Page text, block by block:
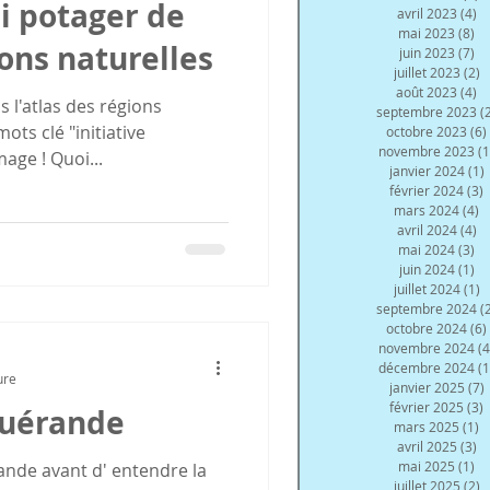
avril 2023 (4)
mai 2023 (8)
juin 2023 (7)
juillet 2023 (2)
août 2023 (4)
septembre 2023
octobre 2023 (6)
novembre 2023
janvier 2024 (1)
février 2024(3)
mars 2024(4)
avril 2024 (4)
mai 2024(3)
juin 2024 (1)
juillet 2024 (1)
septembre 2024
octobre 2024(6)
novembre 2024
décembre 2024
janvier 2025 (7)
février 2025 (3)
mars 2025 (1)
avril 2025 (3)
mai 2025 (1)
juillet 2025 (2)
potager de
naturelles
clé "initiative
! Quoi...
avant d' entendre la